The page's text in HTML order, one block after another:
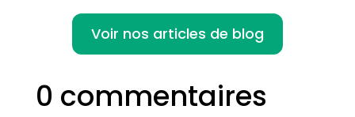
Voir nos articles de blog
0 commentaires